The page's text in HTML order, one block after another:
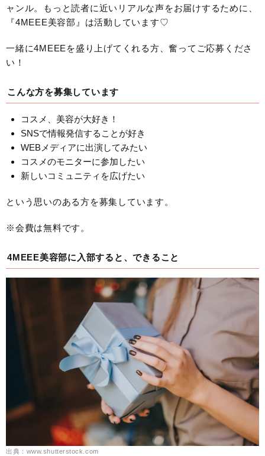
ャンル。もっと読者に近いリアルな声をお届けするために、
『4MEEE美容部』は活動しています♡
一緒に4MEEEを盛り上げてくれる方、奮ってご応募くださ
い！
こんな方を募集しています
コスメ、美容が大好き！
SNSで情報発信することが好き
WEBメディアに出演してみたい
コスメのモニターに参加したい
新しいコミュニティを広げたい
という思いのある方を募集しています。
※会費は無料です。
4MEEE美容部に入部すると、できること
出典：www.shutterstock.com